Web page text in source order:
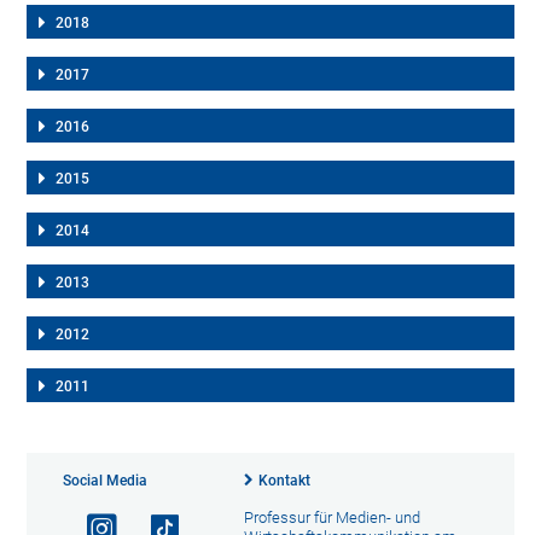
2018
2017
2016
2015
2014
2013
2012
2011
Social Media Kontakt
Professur für Medien- und